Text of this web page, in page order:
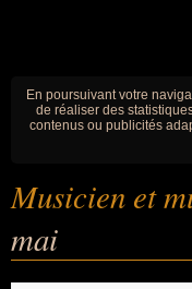
En poursuivant votre
de réaliser des
contenus ou publicités
Musicien et
mai